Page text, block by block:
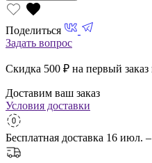
Поделиться
Задать вопрос
Скидка 500 ₽ на первый заказ
Доставим ваш заказ
Условия доставки
Бесплатная доставка 16 июл.